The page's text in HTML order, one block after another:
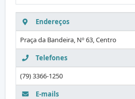
Endereços
Praça da Bandeira, Nº 63, Centro
Telefones
(79) 3366-1250
E-mails